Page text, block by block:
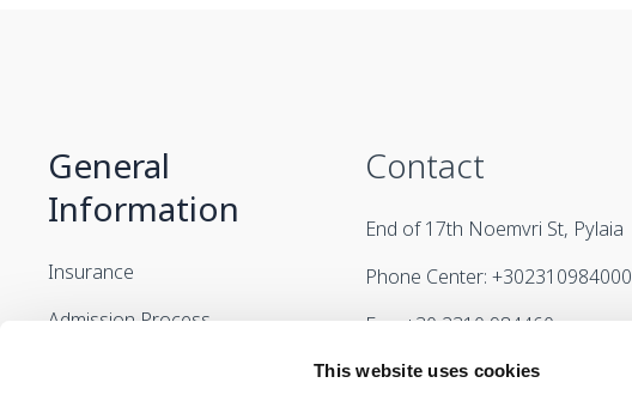
This website uses cookies
General
Information
Insurance
Admission Process
Contact
End of 17th Noemvri St, Pylaia
Phone Center: +302310984000
Fax: +30 2310 984460
info@genesishospital.gr